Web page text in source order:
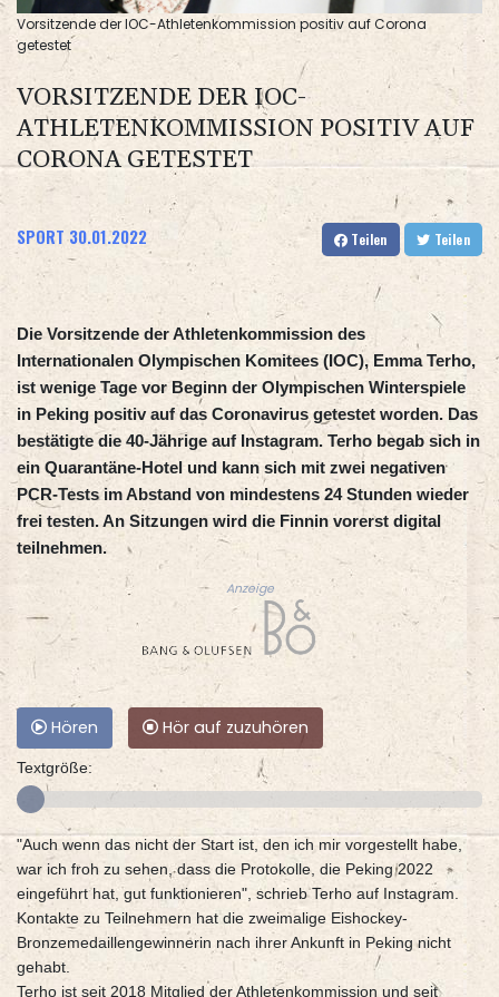
Vorsitzende der IOC-Athletenkommission positiv auf Corona
getestet
VORSITZENDE DER IOC-
ATHLETENKOMMISSION POSITIV AUF
CORONA GETESTET
SPORT 30.01.2022 Teilen Teilen
Die Vorsitzende der Athletenkommission des
Internationalen Olympischen Komitees (IOC), Emma Terho,
ist wenige Tage vor Beginn der Olympischen Winterspiele
in Peking positiv auf das Coronavirus getestet worden. Das
bestätigte die 40-Jährige auf Instagram. Terho begab sich in
ein Quarantäne-Hotel und kann sich mit zwei negativen
PCR-Tests im Abstand von mindestens 24 Stunden wieder
frei testen. An Sitzungen wird die Finnin vorerst digital
teilnehmen.
Anzeige
Hören Hör auf zuzuhören
Textgröße:
"Auch wenn das nicht der Start ist, den ich mir vorgestellt habe,
war ich froh zu sehen, dass die Protokolle, die Peking 2022
eingeführt hat, gut funktionieren", schrieb Terho auf Instagram.
Kontakte zu Teilnehmern hat die zweimalige Eishockey-
Bronzemedaillengewinnerin nach ihrer Ankunft in Peking nicht
gehabt.
Terho ist seit 2018 Mitglied der Athletenkommission und seit